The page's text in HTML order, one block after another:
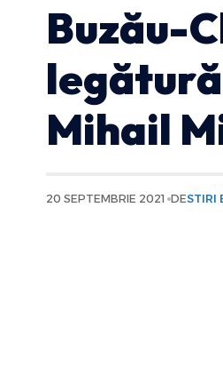
Buzău-
Mihail
20 SEPTEMBRIE 2021 DESTIRI